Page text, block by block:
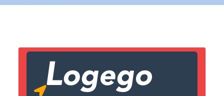
Lien vers inscription (sera inclus dans courriel)
Copier lien
X Fermer